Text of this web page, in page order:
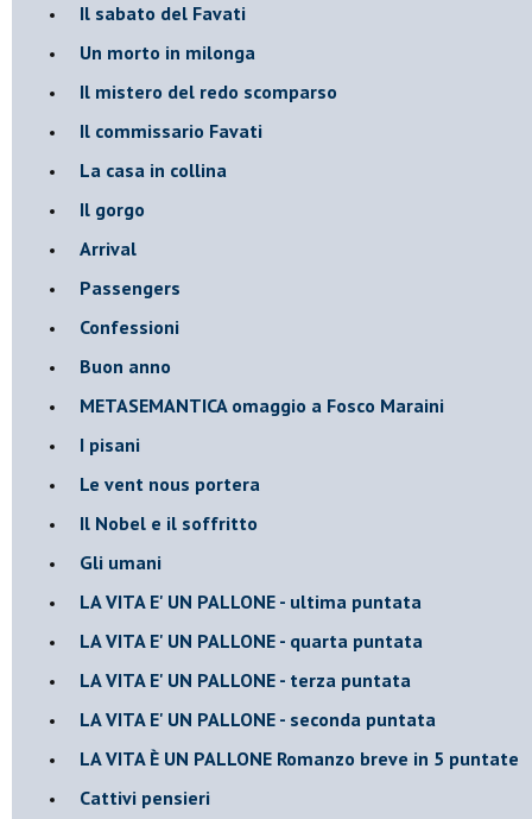
Il sabato del Favati
Un morto in milonga
Il mistero del redo scomparso
Il commissario Favati
La casa in collina
Il gorgo
Arrival
Passengers
Confessioni
Buon anno
METASEMANTICA omaggio a Fosco Maraini
I pisani
Le vent nous portera
Il Nobel e il soffritto
Gli umani
LA VITA E' UN PALLONE - ultima puntata
LA VITA E' UN PALLONE - quarta puntata
LA VITA E' UN PALLONE - terza puntata
LA VITA E' UN PALLONE - seconda puntata
LA VITA È UN PALLONE Romanzo breve in 5 puntate
Cattivi pensieri